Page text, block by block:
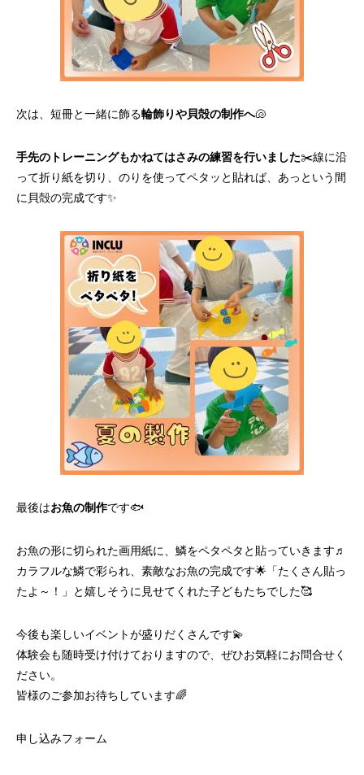
次は、短冊と一緒に飾る輪飾りや貝殻の制作へ🐚
手先のトレーニングもかねてはさみの練習を行いました✂️線に沿
って折り紙を切り、のりを使ってペタッと貼れば、あっという間
に貝殻の完成です✨
最後はお魚の制作です🐟
お魚の形に切られた画用紙に、鱗をペタペタと貼っていきます♬
カラフルな鱗で彩られ、素敵なお魚の完成です🌟「たくさん貼っ
たよ～！」と嬉しそうに見せてくれた子どもたちでした🥰
今後も楽しいイベントが盛りだくさんです💫
体験会も随時受け付けておりますので、ぜひお気軽にお問合せく
ださい。
皆様のご参加お待ちしています🌈
申し込みフォーム